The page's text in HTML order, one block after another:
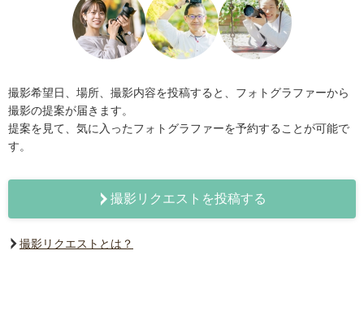
撮影希望日、場所、撮影内容を投稿すると、フォトグラファーから
撮影の提案が届きます。
提案を見て、気に入ったフォトグラファーを予約することが可能で
す。
撮影リクエストを投稿する
撮影リクエストとは？